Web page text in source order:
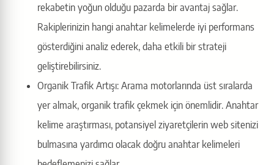
rekabetin yoğun olduğu pazarda bir avantaj sağlar.
Rakiplerinizin hangi anahtar kelimelerde iyi performans
gösterdiğini analiz ederek, daha etkili bir strateji
geliştirebilirsiniz.
Organik Trafik Artışı: Arama motorlarında üst sıralarda
yer almak, organik trafik çekmek için önemlidir. Anahtar
kelime araştırması, potansiyel ziyaretçilerin web sitenizi
bulmasına yardımcı olacak doğru anahtar kelimeleri